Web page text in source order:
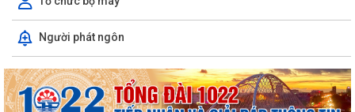
Người phát ngôn